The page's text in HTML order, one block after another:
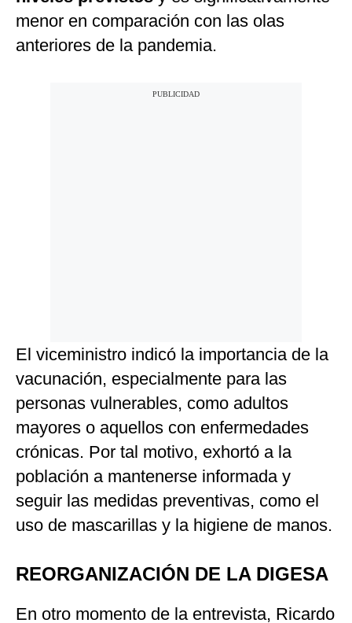
menor en comparación con las olas
anteriores de la pandemia.
El viceministro indicó la importancia de la
vacunación, especialmente para las
personas vulnerables, como adultos
mayores o aquellos con enfermedades
crónicas. Por tal motivo, exhortó a la
población a mantenerse informada y
seguir las medidas preventivas, como el
uso de mascarillas y la higiene de manos.
REORGANIZACIÓN DE LA DIGESA
En otro momento de la entrevista, Ricardo